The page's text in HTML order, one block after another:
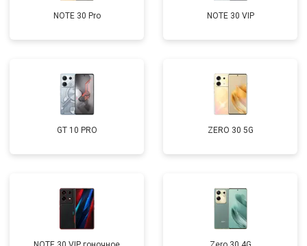
NOTE 30 Pro NOTE 30 VIP
GT 10 PRO ZERO 30 5G